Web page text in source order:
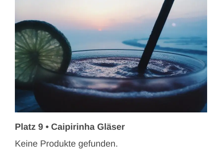
Platz 9 • Caipirinha Gläser
Keine Produkte gefunden.